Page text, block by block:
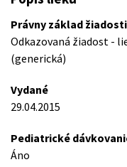
Právny základ žiadosti
Odkazovaná žiadost -
(generická)
Vydané
29.04.2015
Pediatrické
Áno